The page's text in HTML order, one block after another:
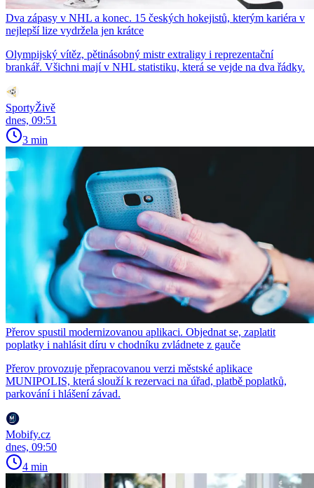
Dva zápasy v NHL a konec. 15 českých hokejistů, kterým kariéra v
nejlepší lize vydržela jen krátce
Olympijský vítěz, pětinásobný mistr extraligy i reprezentační
brankář. Všichni mají v NHL statistiku, která se vejde na dva řádky.
SportyŽivě
dnes, 09:51
3 min
Přerov spustil modernizovanou aplikaci. Objednat se, zaplatit
poplatky i nahlásit díru v chodníku zvládnete z gauče
Přerov provozuje přepracovanou verzi městské aplikace
MUNIPOLIS, která slouží k rezervaci na úřad, platbě poplatků,
parkování i hlášení závad.
Mobify.cz
dnes, 09:50
4 min